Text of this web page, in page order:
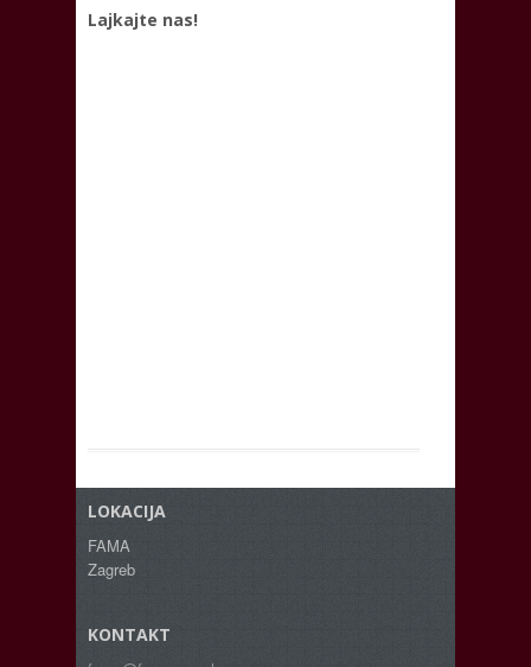
Lajkajte nas!
LOKACIJA
FAMA
Zagreb
KONTAKT